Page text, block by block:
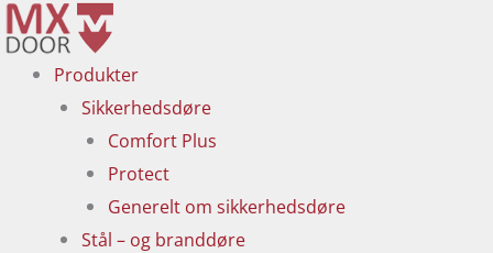
Gå
til
indholdetProdukter
Sikkerhedsdøre
Comfort Plus
Protect
Generelt om sikkerhedsdøre
Stål – og branddøre